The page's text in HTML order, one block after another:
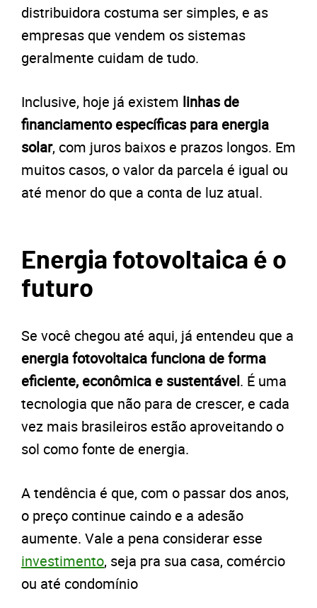
distribuidora costuma ser simples, e as
empresas que vendem os sistemas
geralmente cuidam de tudo.
Inclusive, hoje já existem linhas de
financiamento específicas para energia
solar, com juros baixos e prazos longos. Em
muitos casos, o valor da parcela é igual ou
até menor do que a conta de luz atual.
Energia fotovoltaica é o
futuro
Se você chegou até aqui, já entendeu que a
energia fotovoltaica funciona de forma
eficiente, econômica e sustentável. É uma
tecnologia que não para de crescer, e cada
vez mais brasileiros estão aproveitando o
sol como fonte de energia.
A tendência é que, com o passar dos anos,
o preço continue caindo e a adesão
aumente. Vale a pena considerar esse
investimento, seja pra sua casa, comércio
ou até condomínio